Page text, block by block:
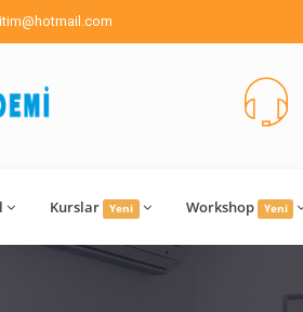
Kurslar Yeni Workshop Yeni